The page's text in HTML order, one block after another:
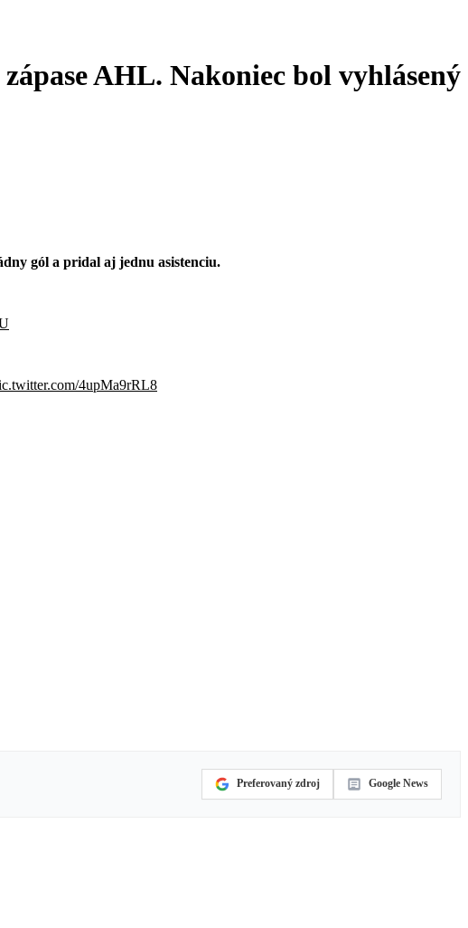
AHL. Nakoniec bol vyhlásený
gól a pridal aj jednu asistenciu.
4upMa9rRL8
Preferovaný zdroj Google News